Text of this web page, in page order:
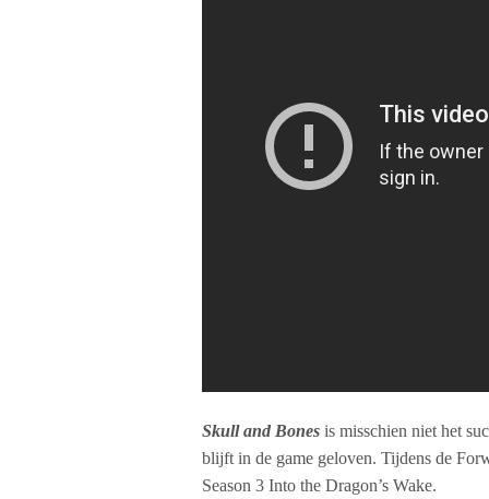
Skull and Bones is misschien niet het
blijft in de game geloven. Tijdens de
Season 3 Into the Dragon’s Wake.